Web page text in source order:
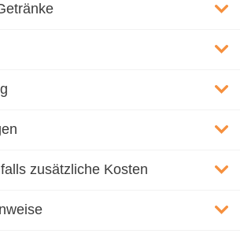
zusätzliche Kosten